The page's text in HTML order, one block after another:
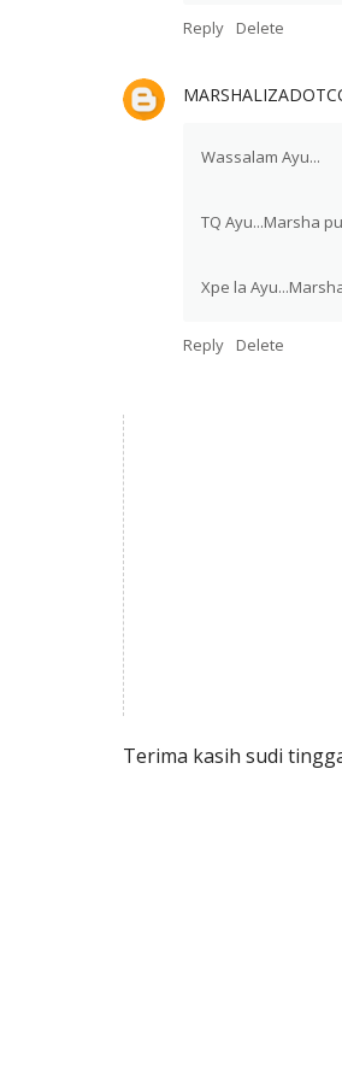
Reply Delete
Wassalam Ayu...
TQ Ayu...Marsha
Xpe la
Reply Delete
Terima kasih sudi